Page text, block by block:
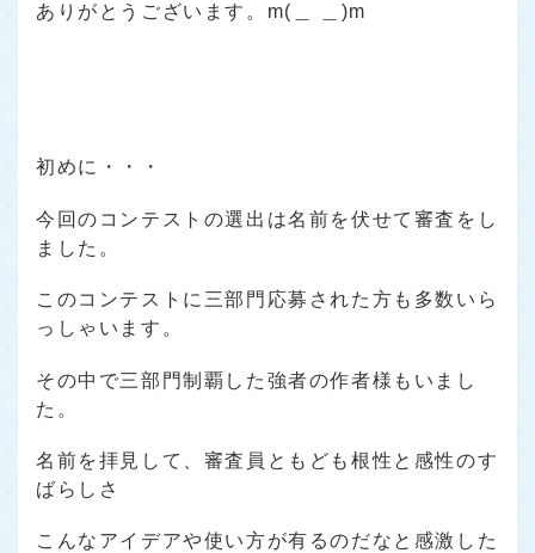
ありがとうございます。m(＿ ＿)m
初めに・・・
今回のコンテストの選出は名前を伏せて審査をし
ました。
このコンテストに三部門応募された方も多数いら
っしゃいます。
その中で三部門制覇した強者の作者様もいまし
た。
名前を拝見して、審査員ともども根性と感性のす
ばらしさ
こんなアイデアや使い方が有るのだなと感激した